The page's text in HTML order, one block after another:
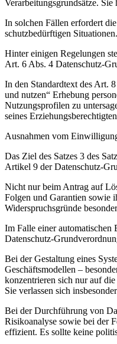
Verarbeitungsgrundsätze.
In solchen Fällen erfordert
schutzbedürftigen Situationen.
Hinter einigen Regelungen
Art. 6 Abs. 4 Datenschutz-
In den Standardtext des Art.
und nutzen“ Erhebung
Nutzungsprofilen zu
seines
Ausnahmen vom
Das Ziel des Satzes 3 des
Artikel 9 der Datenschutz-
Nicht nur beim Antrag auf
Folgen und Garantien sowie
Widerspruchsgründe
Im Falle einer automatischen
Datenschutz-
Bei der Gestaltung eines
Geschäftsmodellen –
konzentrieren sich nur auf
Sie verlassen sich
Bei der Durchführung von
Risikoanalyse sowie bei der
effizient. Es sollte keine